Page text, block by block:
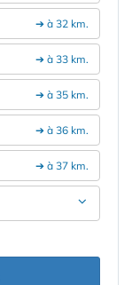
➔ à 32 km.
➔ à 33 km.
➔ à 35 km.
➔ à 36 km.
➔ à 37 km.